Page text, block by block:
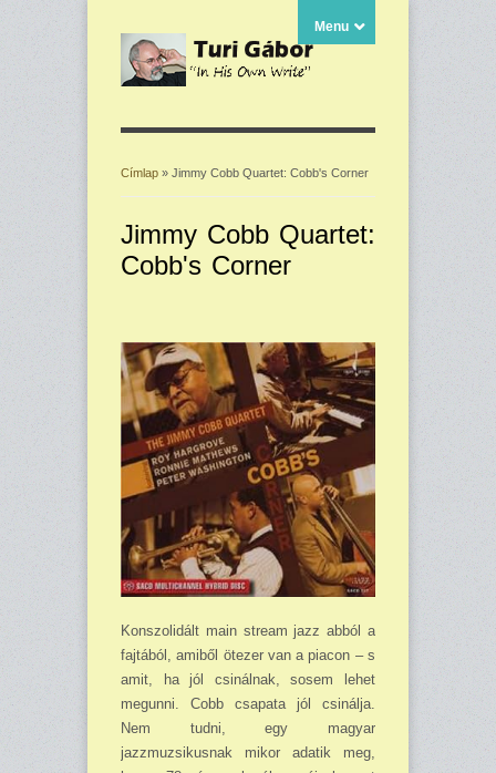
Menu
Címlap » Jimmy Cobb Quartet: Cobb's Corner
Jimmy Cobb Quartet:
Cobb's Corner
Konszolidált main stream jazz abból a
fajtából, amiből ötezer van a piacon – s
amit, ha jól csinálnak, sosem lehet
megunni. Cobb csapata jól csinálja.
Nem tudni, egy magyar
jazzmuzsikusnak mikor adatik meg,